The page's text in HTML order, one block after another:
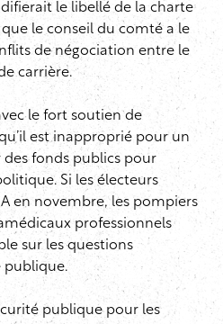
le libellé de la charte
le conseil du comté a le
de négociation entre le
carrière.
le fort soutien de
est inapproprié pour un
fonds publics pour
Si les électeurs
en novembre, les pompiers
professionnels
sur les questions
publique.
publique pour les